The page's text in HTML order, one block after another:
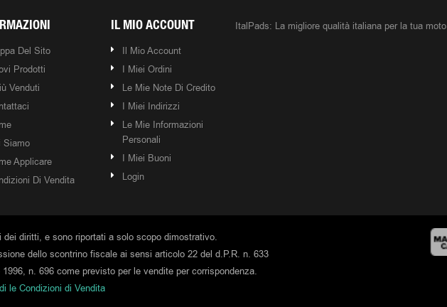
Del Sito
Prodotti
Venduti
Siamo
Applicare
Di Vendita
IL MIO ACCOUNT
Il Mio Account
I Miei Ordini
Le Mie Note Di Credito
I Miei Indirizzi
Le Mie Informazioni
Personali
I Miei Buoni
Login
ItalPads: La migliore qualità italiana per la tua moto
diritti, e sono riportati a solo scopo dimostrativo.
dello scontrino fiscale ai sensi articolo 22 del d.P.R. n. 633
n. 696 come previsto per le vendite per corrispondenza.
le Condizioni di Vendita